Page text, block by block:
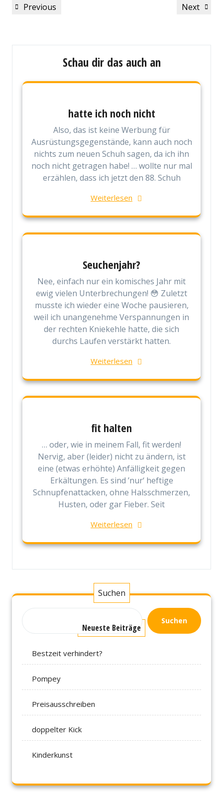
Previous
Previous
Next
Next
Schau dir das auch an
hatte ich noch nicht
Also, das ist keine Werbung für
Ausrüstungsgegenstände, kann auch noch
nichts zum neuen Schuh sagen, da ich ihn
noch nicht getragen habe! … wollte nur mal
erzählen, dass ich jetzt den 88. Schuh
Weiterlesen
Seuchenjahr?
Nee, einfach nur ein komisches Jahr mit
ewig vielen Unterbrechungen! 😳 Zuletzt
musste ich wieder eine Woche pausieren,
weil ich unangenehme Verspannungen in
der rechten Kniekehle hatte, die sich
durchs Laufen verstärkt hatten.
Weiterlesen
fit halten
… oder, wie in meinem Fall, fit werden!
Nervig, aber (leider) nicht zu ändern, ist
eine (etwas erhöhte) Anfälligkeit gegen
Erkältungen. Es sind ’nur‘ heftige
Schnupfenattacken, ohne Halsschmerzen,
Husten, oder gar Fieber. Seit
Weiterlesen
Suchen
Suchen
Neueste Beiträge
Bestzeit verhindert?
Pompey
Preisausschreiben
doppelter Kick
Kinderkunst